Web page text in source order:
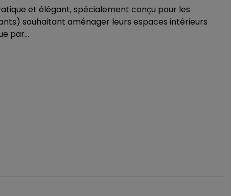
et élégant, spécialement conçu pour les
souhaitant aménager leurs espaces intérieurs
par...